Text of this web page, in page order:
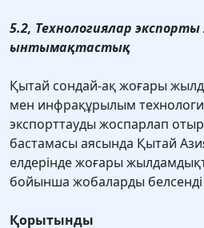
5.2, Технологиялар
ынтымақтастық
Қытай сондай-ақ жоғары
мен инфрақұрылым
экспорттауды жоспарлап
бастамасы аясында Қытай
елдерінде жоғары
бойынша жобаларды
Қорытынды